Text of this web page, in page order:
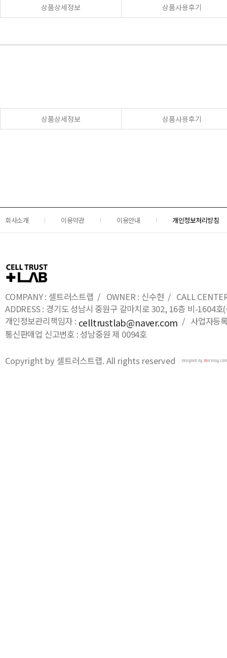
상품상세정보 상품사용후기
상품상세정보 상품사용후기
회사소개 이용약관 이용안내 개인정보처리방침
COMPANY : 셀트러스트랩 / OWNER : 신수현 / CALL
ADDRESS : 경기도 성남시 중원구 갈마치로 302, 16층 비-1604
개인정보관리책임자 : celltrustlab@naver.com / 사업자등
통신판매업 신고번호 : 성남중원 제 0094호
Copyright by 셀트러스트랩. All rights reserved